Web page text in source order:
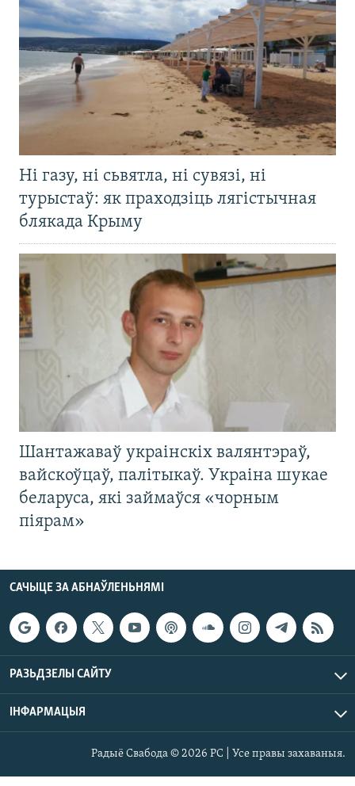
Ні газу, ні сьвятла, ні сувязі, ні
турыстаў: як праходзіць лягістычная
блякада Крыму
Шантажаваў украінскіх валянтэраў,
вайскоўцаў, палітыкаў. Украіна шукае
беларуса, які займаўся «чорным
піярам»
САЧЫЦЕ ЗА АБНАЎЛЕНЬНЯМІ
РАЗЬДЗЕЛЫ САЙТУ
ІНФАРМАЦЫЯ
Радыё Свабода © 2026 РС | Усе правы захаваныя.